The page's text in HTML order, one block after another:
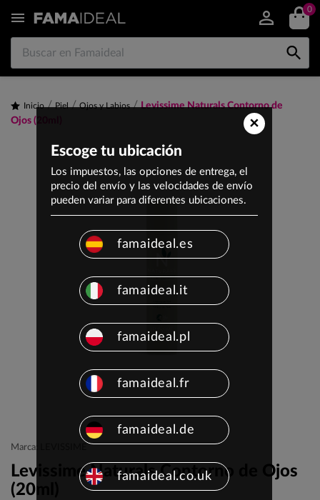
 0

Inicio Piel Ojos y Labios
Levissime Naturals Contorno de
Ojos (20ml)
Marca: LEVISSIME
Levissime Naturals Contorno de Ojos
(20ml)
×
Escoge tu ubicación
Los impuestos, las opciones de entrega, el
precio del envío y las velocidades de envío
pueden variar para diferentes ubicaciones.
famaideal.es
famaideal.it
famaideal.pl
famaideal.fr
famaideal.de
famaideal.co.uk